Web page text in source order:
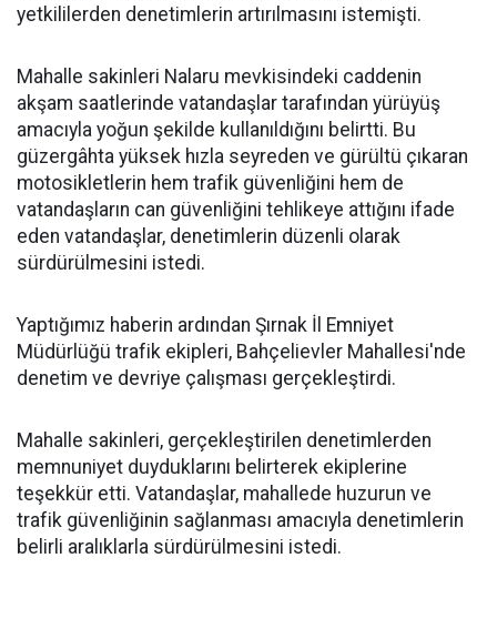
yetkililerden denetimlerin artırılmasını istemişti.
Mahalle sakinleri Nalaru mevkisindeki caddenin
akşam saatlerinde vatandaşlar tarafından yürüyüş
amacıyla yoğun şekilde kullanıldığını belirtti. Bu
güzergâhta yüksek hızla seyreden ve gürültü çıkaran
motosikletlerin hem trafik güvenliğini hem de
vatandaşların can güvenliğini tehlikeye attığını ifade
eden vatandaşlar, denetimlerin düzenli olarak
sürdürülmesini istedi.
Yaptığımız haberin ardından Şırnak İl Emniyet
Müdürlüğü trafik ekipleri, Bahçelievler Mahallesi'nde
denetim ve devriye çalışması gerçekleştirdi.
Mahalle sakinleri, gerçekleştirilen denetimlerden
memnuniyet duyduklarını belirterek ekiplerine
teşekkür etti. Vatandaşlar, mahallede huzurun ve
trafik güvenliğinin sağlanması amacıyla denetimlerin
belirli aralıklarla sürdürülmesini istedi.